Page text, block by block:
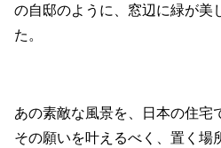
の自邸のように、窓辺に緑が美
た。
あの素敵な風景を、日本の住宅
その願いを叶えるべく、置く場